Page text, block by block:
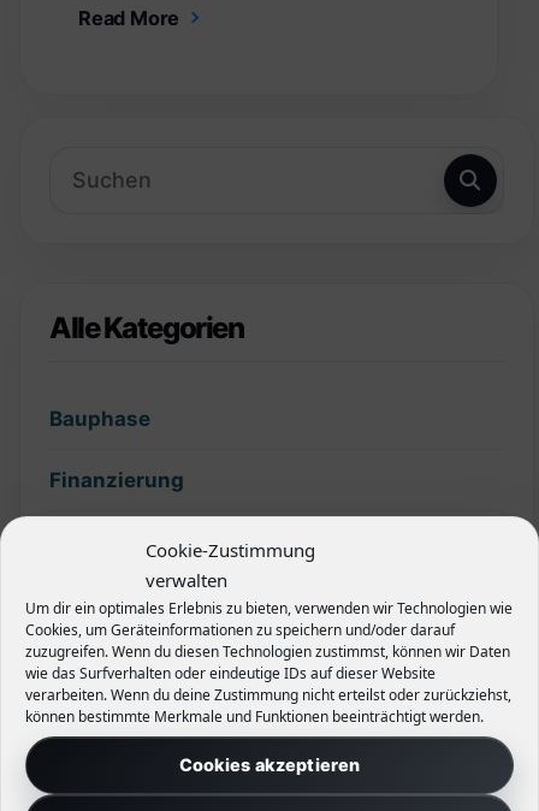
Cookie-Zustimmung
verwalten
Um dir ein optimales Erlebnis zu bieten, verwenden wir Technologien wie
Cookies, um Geräteinformationen zu speichern und/oder darauf
zuzugreifen. Wenn du diesen Technologien zustimmst, können wir Daten
wie das Surfverhalten oder eindeutige IDs auf dieser Website
verarbeiten. Wenn du deine Zustimmung nicht erteilst oder zurückziehst,
können bestimmte Merkmale und Funktionen beeinträchtigt werden.
Cookies akzeptieren
Read More
Alle Kategorien
Bauphase
Finanzierung
Grundstück
Hecken
Planung